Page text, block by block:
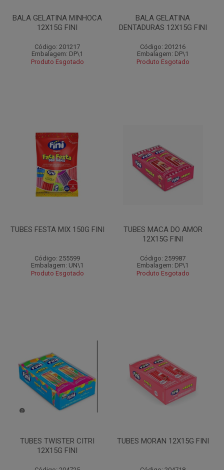
BALA GELATINA MINHOCA
12X15G FINI
Código: 201217
Embalagem: DP\1
Produto Esgotado
BALA GELATINA
DENTADURAS 12X15G FINI
Código: 201216
Embalagem: DP\1
Produto Esgotado
TUBES FESTA MIX 150G FINI
Código: 255599
Embalagem: UN\1
Produto Esgotado
TUBES MACA DO AMOR
12X15G FINI
Código: 259987
Embalagem: DP\1
Produto Esgotado
TUBES TWISTER CITRI
12X15G FINI
TUBES MORAN 12X15G FINI